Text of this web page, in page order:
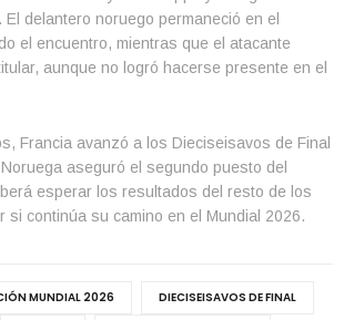
delantero noruego permaneció en el
el encuentro, mientras que el atacante
aunque no logró hacerse presente en el
Francia avanzó a los Dieciseisavos de Final
aseguró el segundo puesto del
esperar los resultados del resto de los
si continúa su camino en el Mundial 2026.
MUNDIAL 2026
DIECISEISAVOS DE FINAL